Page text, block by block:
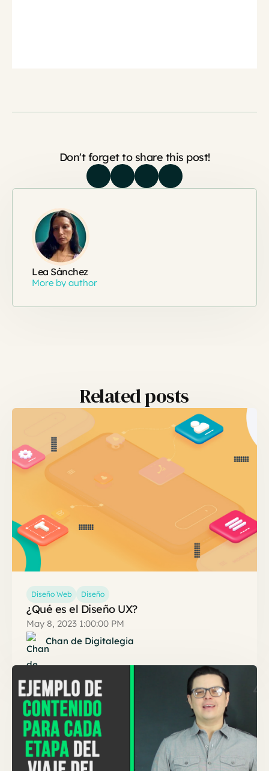
Don't forget to share this post!
Lea Sánchez
More by author
Related posts
Diseño Web Diseño
¿Qué es el Diseño UX?
May 8, 2023 1:00:00 PM
Chan de Digitalegia